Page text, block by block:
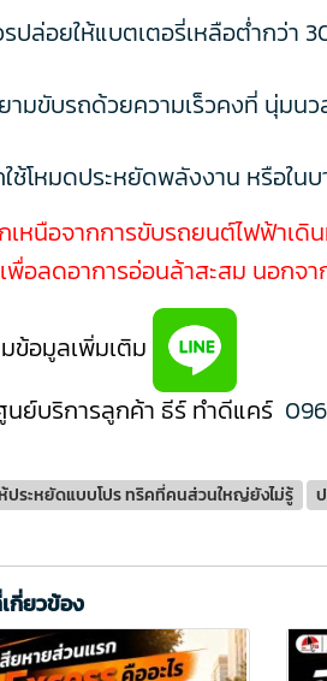
รปล่อยให้แบตเตอรี่เหลือต่ำกว่า
ามขับรถด้วยความเร็วคงที่ นุ่มนว
ใช้โหมดประหยัดพลังงาน หรือใ
เหนือจากการขับรถยนต์ไฟฟ้าเ
พื่อลดอาการอ่อนล้าสะสม นอก
ข้อมูลเพิ่มเติม
นย์บริการลูกค้า ธีร์ ทำดีแคร์
ประหยัดแบบโปร ทริคที่คนส่วนใหญ่ยังไม่รู้
กี่ยวข้อง